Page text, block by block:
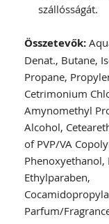
szállósságát.
Összetevők:
Denat., Butane,
Propane,
Cetrimonium
Amynomethyl
Alcohol,
of PVP/VA
Ethylparaben,
Parfum/